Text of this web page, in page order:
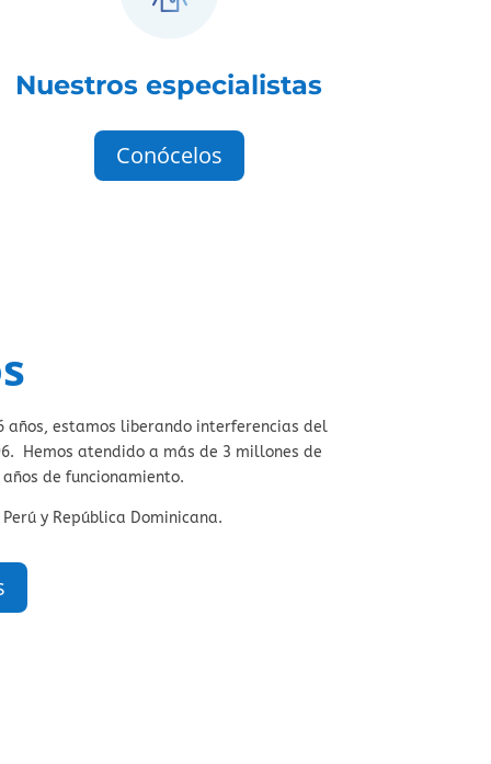
Nuestros especialistas
Conócelos
años, estamos liberando interferencias del
Hemos atendido a más de 3 millones de
de funcionamiento.
y República Dominicana.